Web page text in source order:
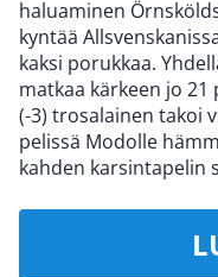
haluaminen
kyntää
kaksi porukkaa.
matkaa kärkeen jo
(-3) trosalainen takoi
pelissä Modolle
kahden karsintapelin